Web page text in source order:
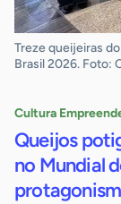
Treze queijeiras
Brasil 2026. Foto:
Cultura
Queijos
no Mundial